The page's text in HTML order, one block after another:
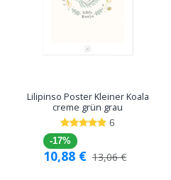
Lilipinso Poster Kleiner Koala
creme grün grau
6
-17%
10,88 € 13,06€